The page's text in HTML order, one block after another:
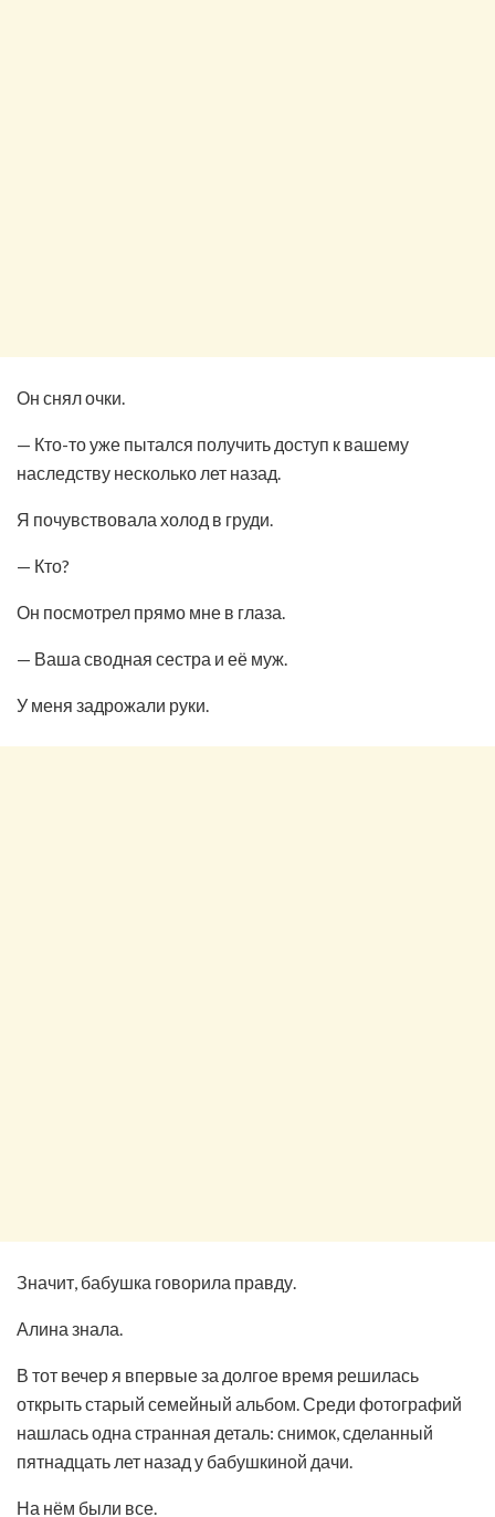
Он снял очки.
— Кто-то уже пытался получить доступ к вашему
наследству несколько лет назад.
Я почувствовала холод в груди.
— Кто?
Он посмотрел прямо мне в глаза.
— Ваша сводная сестра и её муж.
У меня задрожали руки.
Значит, бабушка говорила правду.
Алина знала.
В тот вечер я впервые за долгое время решилась
открыть старый семейный альбом. Среди фотографий
нашлась одна странная деталь: снимок, сделанный
пятнадцать лет назад у бабушкиной дачи.
На нём были все.